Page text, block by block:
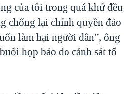
của tôi trong quá khứ đều
chống lại chính quyền đảo
làm hại người dân”, ông
họp báo do cảnh sát tổ